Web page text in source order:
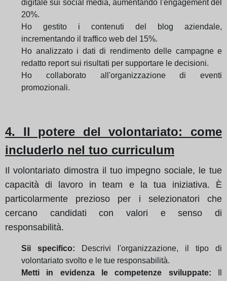
digitale sui social media,aumentando l'engagement del
20%.
Ho gestito i contenuti del blog aziendale,
incrementando il traffico web del 15%.
Ho analizzato i dati di rendimento delle campagne e
redatto report sui risultati per supportare le decisioni.
Ho collaborato all'organizzazione di eventi
promozionali.
4. Il potere del volontariato: come
includerlo nel tuo curriculum
Il volontariato dimostra il tuo impegno sociale, le tue
capacità di lavoro in team e la tua iniziativa. È
particolarmente prezioso per i selezionatori che
cercano candidati con valori e senso di
responsabilità.
Sii specifico: Descrivi l'organizzazione, il tipo di
volontariato svolto e le tue responsabilità.
Metti in evidenza le competenze sviluppate: